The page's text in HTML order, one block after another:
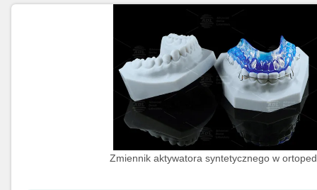
Zmiennik aktywatora syntetycznego w